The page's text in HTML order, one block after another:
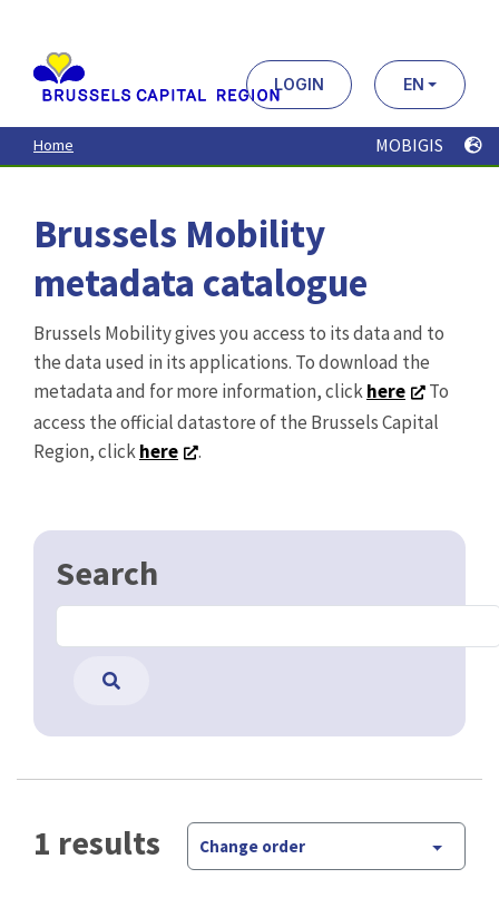
contenu
principal
LOGIN EN
Home MOBIGIS
Brussels Mobility
metadata catalogue
Brussels Mobility gives you access to its data and to
the data used in its applications. To download the
metadata and for more information, clickhere
To
access the official datastore of the Brussels Capital
Region, clickhere .
Search
1 results Change order